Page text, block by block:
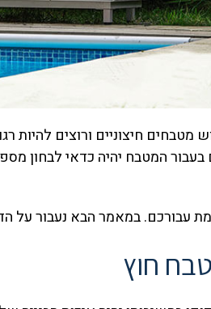
מטבחים חיצוניים ורוצים
המטבח יהיה כדאי לבחון
עבורכם. במאמר הבא נעבור על
חוץ